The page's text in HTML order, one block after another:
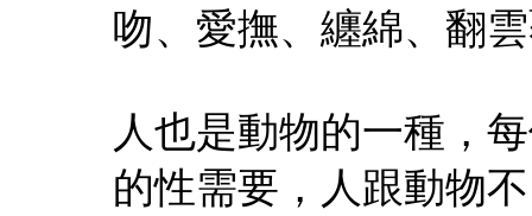
吻、愛撫、纏綿、翻
人也是動物的一種，
的性需要，人跟動物